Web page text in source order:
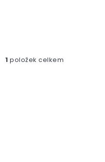
1 položek celkem